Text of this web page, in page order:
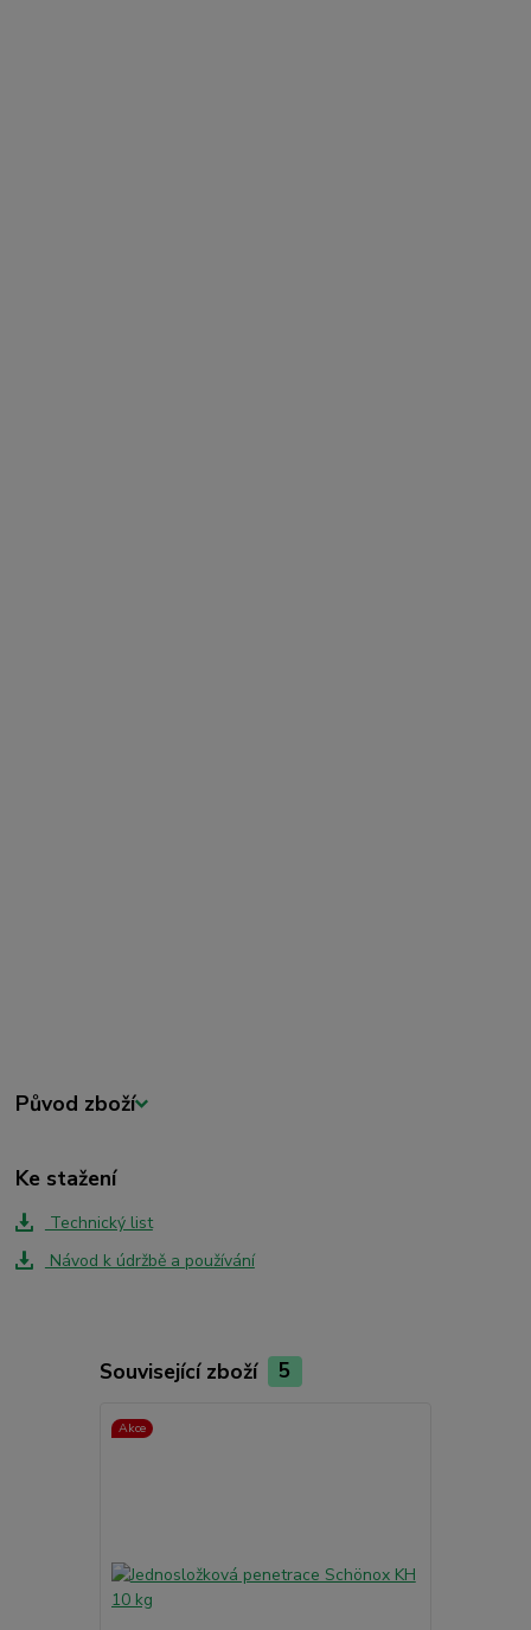
Původ zboží
Ke stažení
Technický list
Návod k údržbě a používání
Související zboží 5
Akce